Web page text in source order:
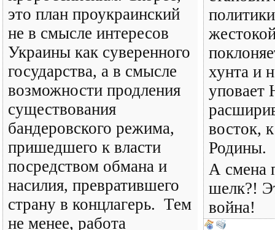
это план проукраинский
не в смысле интересов
Украины как суверенного
государства, а в смысле
возможности продления
существования
бандеровского режима,
пришедшего к власти
посредством обмана и
насилия, превратившего
страну в концлагерь. Тем
не менее, работа
хунта и
восток,
Родины.
А смена
шелк?!
война!